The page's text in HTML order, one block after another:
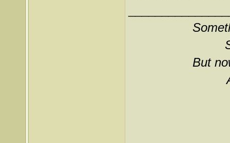
But